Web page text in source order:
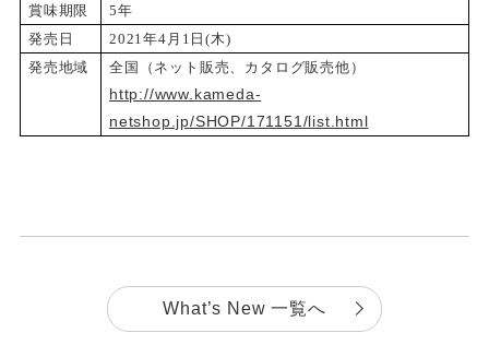
賞味期限
5年
発売日
2021年4月1日(木)
発売地域
全国（ネット販売、カタログ販売他）
http://www.kameda-
netshop.jp/SHOP/171151/list.html
What’s New 一覧へ